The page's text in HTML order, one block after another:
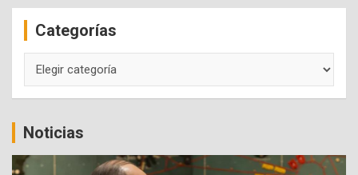
c
Categorías
Noticias